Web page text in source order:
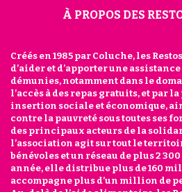
À PROPOS DES
Créés en 1985 par Coluche, les
d’aider et d’apporter une
démunies, notamment dans le
l’accès à des repas gratuits, et par
insertion sociale et économique,
contre la pauvreté sous toutes ses
des principaux acteurs de la
l’association agit sur tout le
bénévoles et un réseau de plus 2
année, elle distribue plus de 160
accompagne plus d’un million de